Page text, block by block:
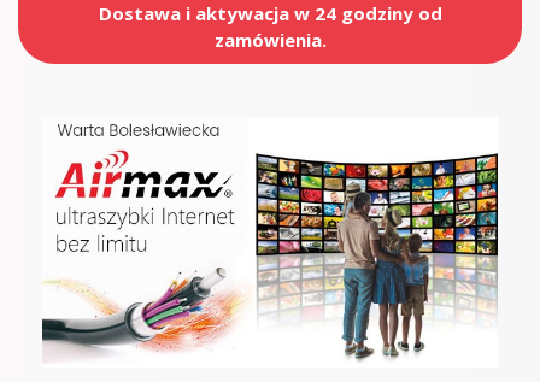
Dostawa i aktywacja w 24 godziny od
zamówienia.